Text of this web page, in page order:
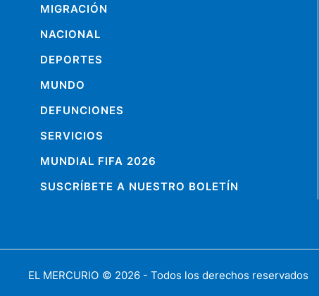
MIGRACIÓN
NACIONAL
DEPORTES
MUNDO
DEFUNCIONES
SERVICIOS
MUNDIAL FIFA 2026
SUSCRÍBETE A NUESTRO BOLETÍN
EL MERCURIO © 2026 - Todos los derechos reservados